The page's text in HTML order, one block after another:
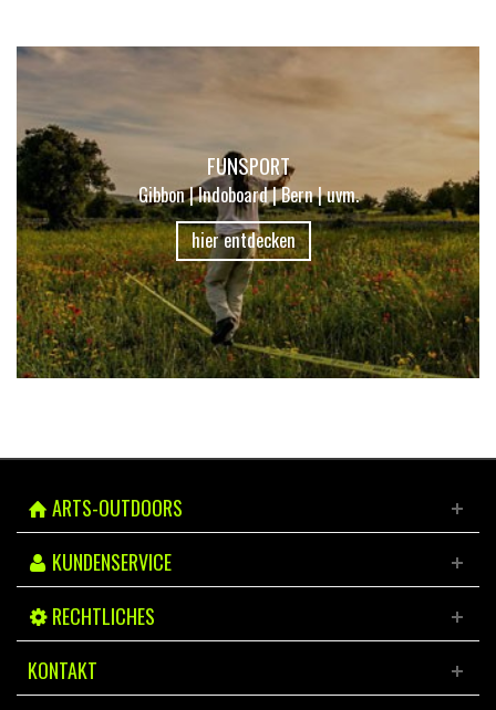
FUNSPORT
Gibbon | Indoboard | Bern | uvm.
hier entdecken
ARTS-OUTDOORS
KUNDENSERVICE
RECHTLICHES
KONTAKT